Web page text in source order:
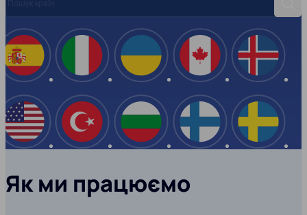
Іспанія
США
Італія
Туреччина
Україна
Болгарія
Канада
Фінляндія Швеція
Як ми працюємо